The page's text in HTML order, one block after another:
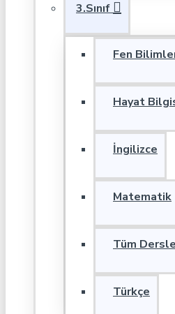
3.Sınıf
Fen
Hayat
İngilizce
Matematik
Tüm
Türkçe